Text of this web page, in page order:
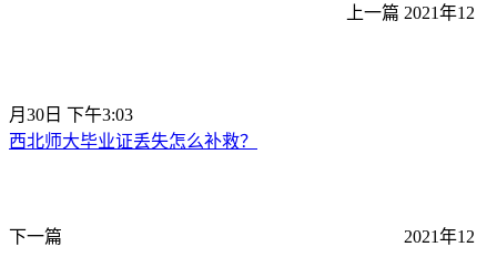
上一篇 2021年12
月30日 下午3:03
西北师大毕业证丢失怎么补救？
下一篇 2021年12